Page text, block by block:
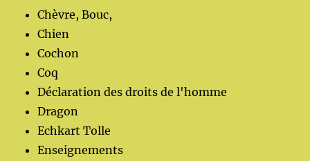
Chèvre, Bouc,
Chien
Cochon
Coq
Déclaration des droits de l'homme
Dragon
Echkart Tolle
Enseignements